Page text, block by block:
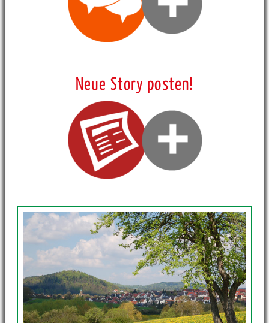
Neue Story posten!